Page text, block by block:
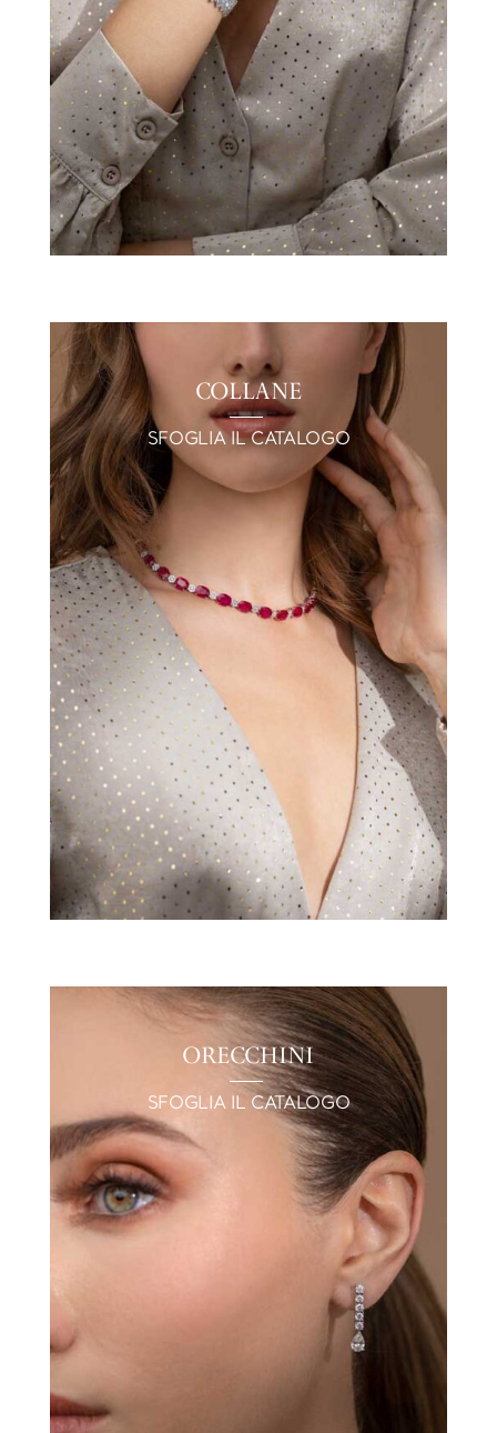
COLLANE
SFOGLIA IL CATALOGO
ORECCHINI
SFOGLIA IL CATALOGO